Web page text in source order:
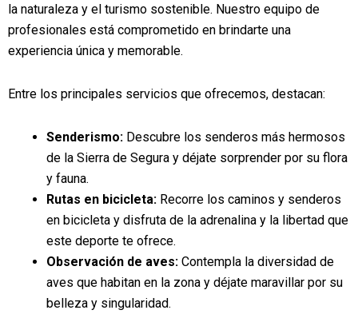
la naturaleza y el turismo sostenible. Nuestro equipo de
profesionales está comprometido en brindarte una
experiencia única y memorable.
Entre los principales servicios que ofrecemos, destacan:
Senderismo: Descubre los senderos más hermosos
de la Sierra de Segura y déjate sorprender por su flora
y fauna.
Rutas en bicicleta: Recorre los caminos y senderos
en bicicleta y disfruta de la adrenalina y la libertad que
este deporte te ofrece.
Observación de aves: Contempla la diversidad de
aves que habitan en la zona y déjate maravillar por su
belleza y singularidad.